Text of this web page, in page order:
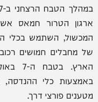
ארגון הטרור חמאס
המכשול, השתמש בכלי
של מחבלים חמושים
באמצעות כלי ההנדסה,
מטענים פורצי דרך.